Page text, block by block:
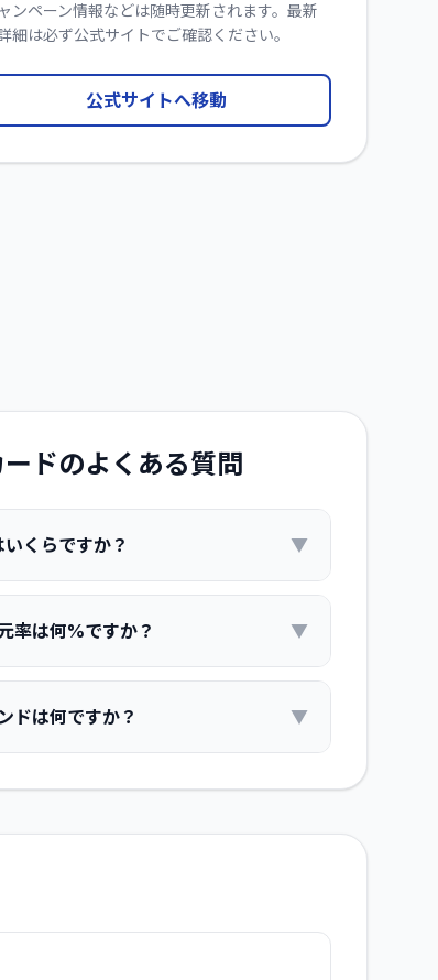
ンペーン情報などは随時更新されます。最新
細は必ず公式サイトでご確認ください。
公式サイトへ移動
ドのよくある質問
くらですか？ ▼
率は何%ですか？ ▼
ドは何ですか？ ▼